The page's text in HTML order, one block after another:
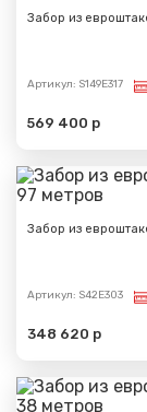
Забор из
Артикул: S149E317
569 400 р
Забор из
Артикул: S42E303
348 620 р